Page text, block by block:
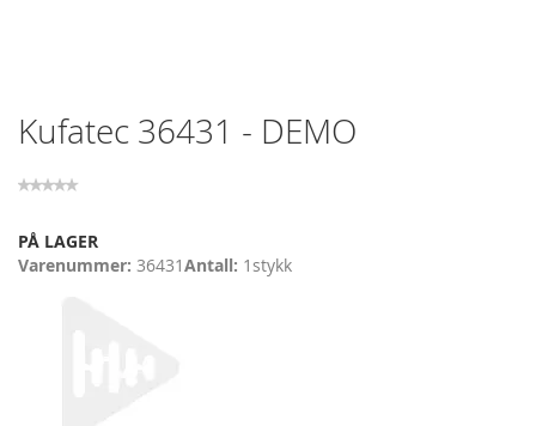
Skip
to
beginning
the
images
Kufatec 36431 - DEMO
PÅ LAGER
Varenummer 36431Antall 1 stykk